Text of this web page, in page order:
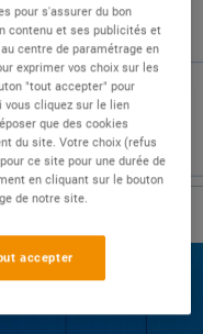
pour s'assurer du bon
contenu et ses publicités et
centre de paramétrage en
exprimer vos choix sur les
"tout accepter" pour
vous cliquez sur le lien
que des cookies
du site. Votre choix (refus
ce site pour une durée de
en cliquant sur le bouton
de notre site.
accepter